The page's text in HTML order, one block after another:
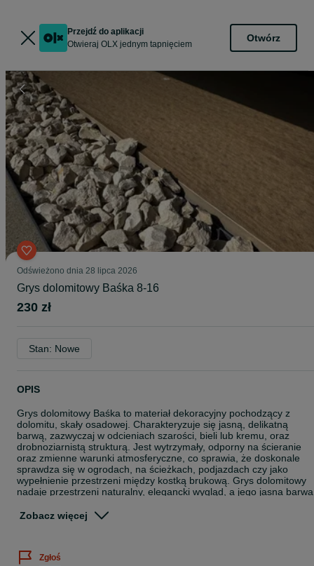
Przejdź do aplikacji
Otwieraj OLX jednym tapnięciem
Otwórz
Odświeżono dnia 28 lipca 2026
Grys dolomitowy Baśka 8-16
230 zł
Stan: Nowe
OPIS
Grys dolomitowy Baśka to materiał dekoracyjny pochodzący z
dolomitu, skały osadowej. Charakteryzuje się jasną, delikatną
barwą, zazwyczaj w odcieniach szarości, bieli lub kremu, oraz
drobnoziarnistą strukturą. Jest wytrzymały, odporny na ścieranie
oraz zmienne warunki atmosferyczne, co sprawia, że doskonale
sprawdza się w ogrodach, na ścieżkach, podjazdach czy jako
wypełnienie przestrzeni między kostką brukową. Grys dolomitowy
nadaje przestrzeni naturalny, elegancki wygląd, a jego jasna barwa
kontakcie telefonicznym i zależy od wagi oraz odległości od
Zobacz więcej
Zgłoś